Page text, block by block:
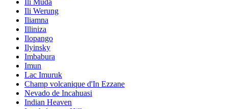
Ili Werung
Iliamna
Illiniza
Ilopango
Ilyinsky
Imbabura
Imun
Lac Imuruk
Champ volcanique d'In Ezzane
Nevado de Incahuasi
Indian Heaven